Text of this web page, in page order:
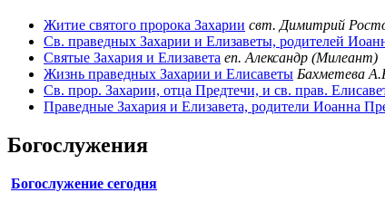
Житие святого пророка Захарии свт. Димитрий
Св. праведных Захарии и Елизаветы, родителей
Святые Захария и Елизавета еп. Александр (Милеант)
Жизнь праведных Захарии и Елисаветы Бахметева
Св. прор. Захарии, отца Предтечи, и св. прав.
Праведные Захария и Елизавета, родители Иоанна
Богослужения
Богослужение сегодня